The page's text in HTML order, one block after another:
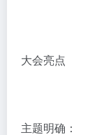
大会亮点
主题明确：